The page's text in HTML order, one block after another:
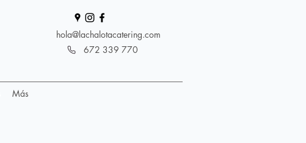
hola@lachalotacatering.com
672 339 770
Más